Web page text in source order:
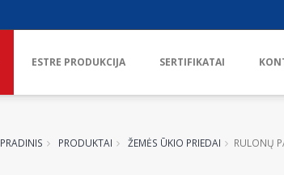
ESTRE PRODUKCIJA SERTIFIKATAI
PRADINIS PRODUKTAI ŽEMĖS ŪKIO PRIEDAI RULONŲ